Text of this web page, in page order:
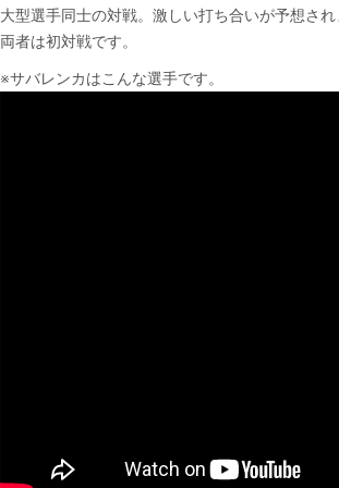
大型選手同士の対戦。激しい打ち合いが予想さ
両者は初対戦です。
※サバレンカはこんな選手です。